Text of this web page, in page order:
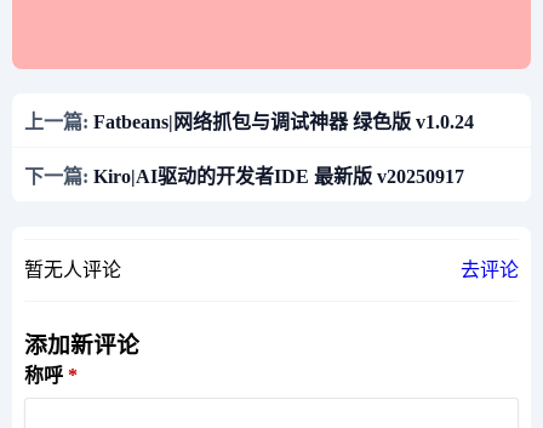
上一篇: Fatbeans|网络抓包与调试神器 绿色版 v1.0.24
下一篇: Kiro|AI驱动的开发者IDE 最新版 v20250917
暂无人评论 去评论
添加新评论
称呼